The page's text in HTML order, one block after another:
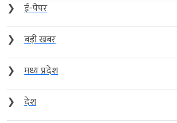
❯
ई-पेपर
❯
बड़ी खबर
❯
मध्य प्रदेश
❯
देश